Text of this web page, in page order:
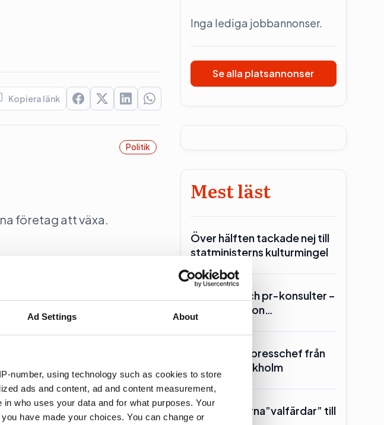
Ad Settings About
number, using technology such as cookies to store
ads and content, ad and content measurement,
who uses your data and for what purposes. Your
have made your choices. You can change or
Kopiera länk
Politik
företag att växa.
2026 för personer i de
Inga lediga jobbannonser.
Se alla platsannonser
Mest läst
Över hälften tackade nej till
statministerns kulturmingel
Lars Lerin och pr-konsulter –
Ulf Kristersson…
SKR hämtar presschef från
Region Stockholm
Toppolitikerna”valfärdar” till